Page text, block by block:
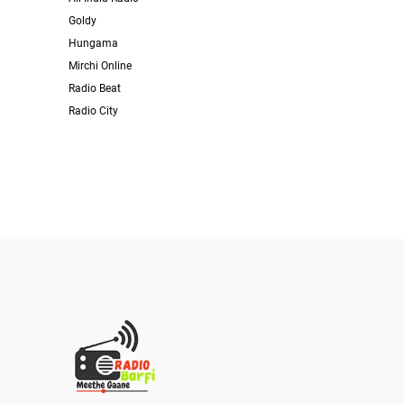
Goldy
Hungama
Mirchi Online
Radio Beat
Radio City